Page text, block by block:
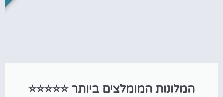
המלונות המומלצים ביותר ⭐⭐⭐⭐⭐